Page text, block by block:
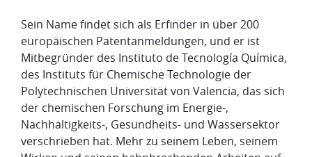
Sein Name findet sich als Erfinder in über 200
europäischen Patentanmeldungen, und er ist
Mitbegründer des Instituto de Tecnología Química,
des Instituts für Chemische Technologie der
Polytechnischen Universität von Valencia, das sich
der chemischen Forschung im Energie-,
Nachhaltigkeits-, Gesundheits- und Wassersektor
verschrieben hat. Mehr zu seinem Leben, seinem